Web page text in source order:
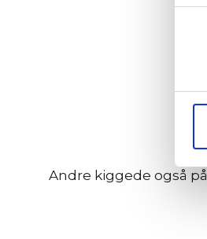
Andre kiggede også på